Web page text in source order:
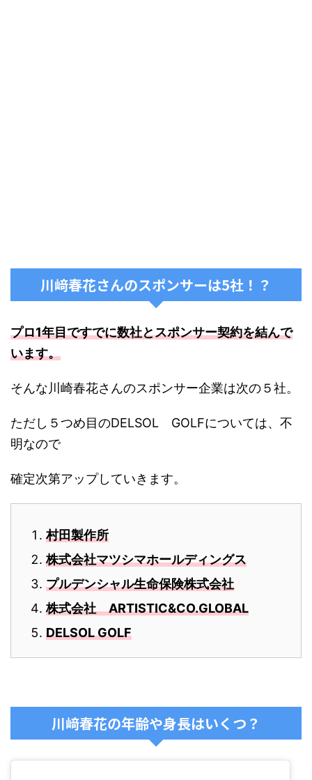
川﨑春花さんのスポンサーは5社！？
プロ1年目ですでに数社とスポンサー契約を結んで
います。
そんな川崎春花さんのスポンサー企業は次の５社。
ただし５つめ目のDELSOL GOLFについては、不
明なので
確定次第アップしていきます。
村田製作所
株式会社マツシマホールディングス
プルデンシャル生命保険株式会社
株式会社 ARTISTIC&CO.GLOBAL
DELSOL GOLF
川﨑春花の年齢や身長はいくつ？